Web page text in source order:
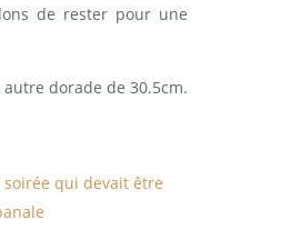
de rester pour une
dorade de 30.5cm.